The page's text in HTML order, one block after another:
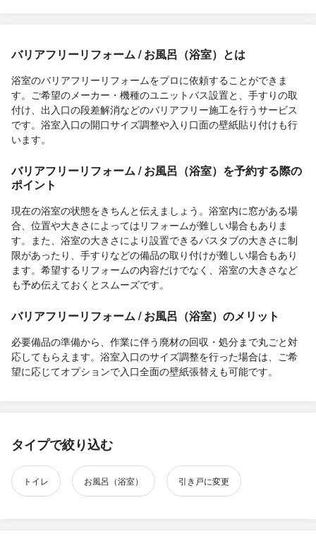
バリアフリーリフォーム / お風呂（浴室）とは
浴室のバリアフリーリフォームをプロに依頼することができま
す。ご希望のメーカー・機種のユニットバス設置と、手すりの取
付け、出入口の段差解消などのバリアフリー施工を行うサービス
です。浴室入口の開口サイズ調整や入り口面の壁紙貼り付けも行
います。
バリアフリーリフォーム / お風呂（浴室）を予約する際の
ポイント
現在の浴室の状態をきちんと伝えましょう。浴室内に窓がある場
合、位置や大きさによってはリフォームが難しい場合もありま
す。また、浴室の大きさにより設置できるバスタブの大きさに制
限があったり、手すりなどの備品の取り付けが難しい場合もあり
ます。希望するリフォームの内容だけでなく、浴室の大きさなど
も予め伝えておくとスムーズです。
バリアフリーリフォーム / お風呂（浴室）のメリット
必要備品の準備から、作業に伴う廃材の回収・処分まで丸ごと対
応してもらえます。浴室入口のサイズ調整を行った場合は、ご希
望に応じてオプションで入口全面の壁紙張替えも可能です。
タイプで絞り込む
トイレ お風呂（浴室） 引き戸に変更